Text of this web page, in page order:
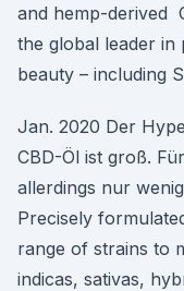
and hemp-derived
the global leader
beauty – including
Jan. 2020 Der
CBD-Öl ist groß.
allerdings nur
Precisely
range of strains to
indicas, sativas,